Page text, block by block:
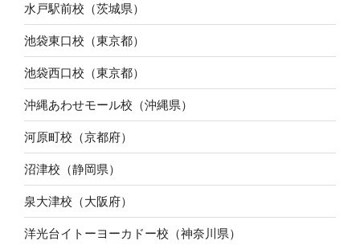
水戸駅前校（茨城県）
池袋東口校（東京都）
池袋西口校（東京都）
沖縄あわせモール校（沖縄県）
河原町校（京都府）
沼津校（静岡県）
泉大津校（大阪府）
洋光台イトーヨーカドー校（神奈川県）